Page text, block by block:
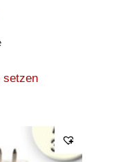
setzen